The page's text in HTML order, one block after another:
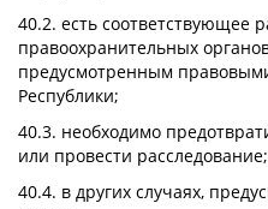
40.2. есть соответствующее
правоохранительных
предусмотренным
Республики;
40.3. необходимо
или провести расследование;
40.4. в других случаях,